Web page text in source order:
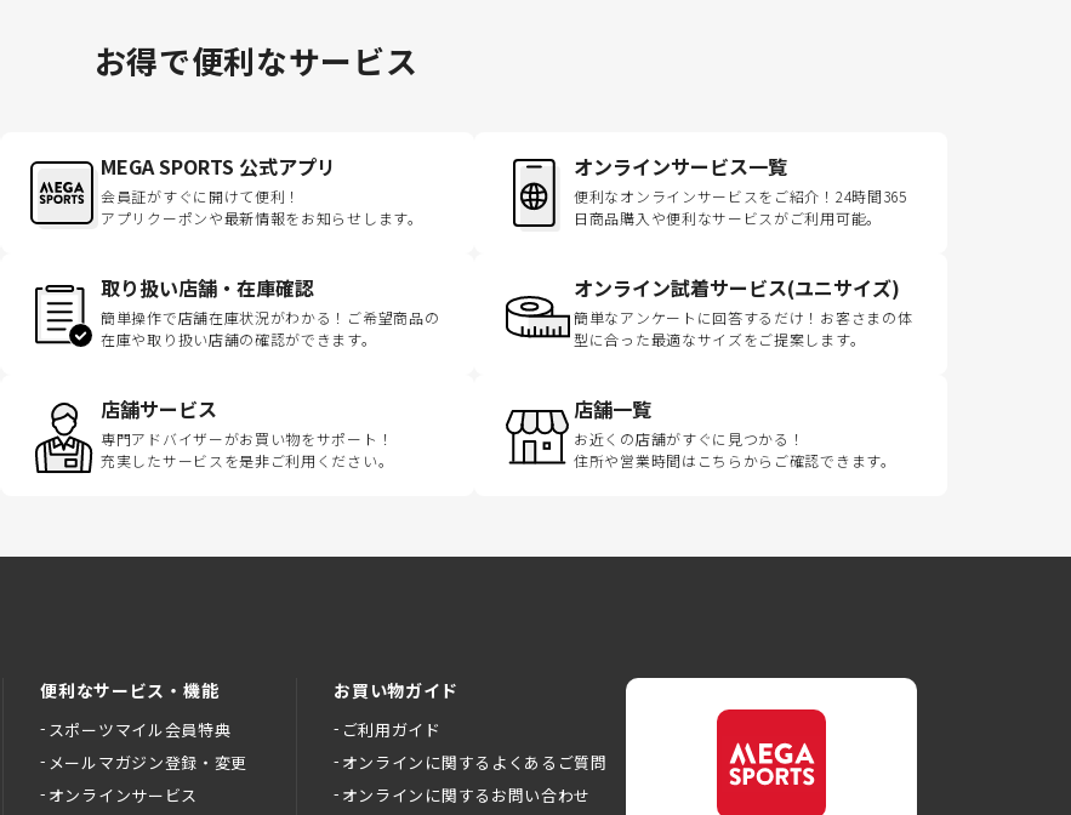
お得で便利なサービス
MEGA SPORTS 公式アプリ
会員証がすぐに開けて便利！
アプリクーポンや最新情報をお知らせします。
オンラインサービス一覧
便利なオンラインサービスをご紹介！24時間365
日商品購入や便利なサービスがご利用可能。
取り扱い店舗・在庫確認
簡単操作で店舗在庫状況がわかる！ご希望商品の
在庫や取り扱い店舗の確認ができます。
オンライン試着サービス(ユニサイズ)
簡単なアンケートに回答するだけ！お客さまの体
型に合った最適なサイズをご提案します。
店舗サービス
専門アドバイザーがお買い物をサポート！
充実したサービスを是非ご利用ください。
店舗一覧
お近くの店舗がすぐに見つかる！
住所や営業時間はこちらからご確認できます。
便利なサービス・機能
スポーツマイル会員特典
メールマガジン登録・変更
オンラインサービス
お買い物ガイド
ご利用ガイド
オンラインに関するよくあるご質問
オンラインに関するお問い合わせ